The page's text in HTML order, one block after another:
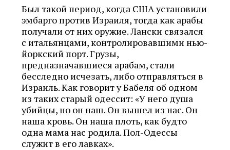
Был такой период, когда США установили
эмбарго против Израиля, тогда как арабы
получали от них оружие. Лански связался
с итальянцами, контролировавшими нью-
йоркский порт. Грузы,
предназначавшиеся арабам, стали
бесследно исчезать, либо отправляться в
Израиль. Как говорит у Бабеля об одном
из таких старый одессит: «У него душа
убийцы, но он наш. Он вышел из нас. Он
наша кровь. Он наша плоть, как будто
одна мама нас родила. Пол-Одессы
служит в его лавках».